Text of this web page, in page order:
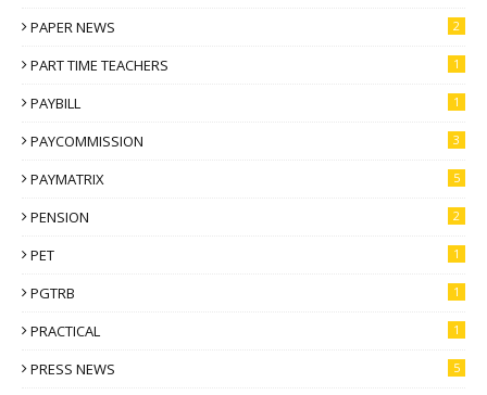
PAPER NEWS 2
PART TIME TEACHERS 1
PAYBILL 1
PAYCOMMISSION 3
PAYMATRIX 5
PENSION 2
PET 1
PGTRB 1
PRACTICAL 1
PRESS NEWS 5